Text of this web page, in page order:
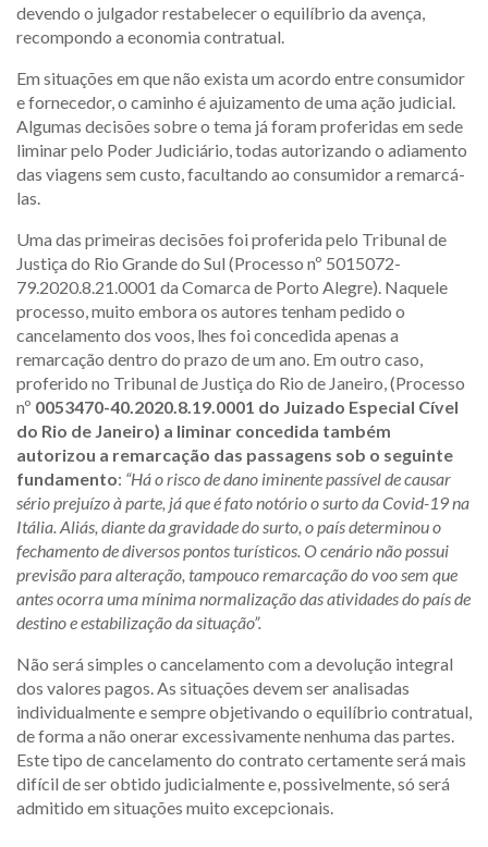
devendo o julgador restabelecer o equilíbrio da avença,
recompondo a economia contratual.
Em situações em que não exista um acordo entre consumidor
e fornecedor, o caminho é ajuizamento de uma ação judicial.
Algumas decisões sobre o tema já foram proferidas em sede
liminar pelo Poder Judiciário, todas autorizando o adiamento
das viagens sem custo, facultando ao consumidor a remarcá-
las.
Uma das primeiras decisões foi proferida pelo Tribunal de
Justiça do Rio Grande do Sul (Processo nº 5015072-
79.2020.8.21.0001 da Comarca de Porto Alegre). Naquele
processo, muito embora os autores tenham pedido o
cancelamento dos voos, lhes foi concedida apenas a
remarcação dentro do prazo de um ano. Em outro caso,
proferido no Tribunal de Justiça do Rio de Janeiro, (Processo
nº 0053470-40.2020.8.19.0001 do Juizado Especial Cível
do Rio de Janeiro) a liminar concedida também
autorizou a remarcação das passagens sob o seguinte
fundamento: “Há o risco de dano iminente passível de causar
sério prejuízo à parte, já que é fato notório o surto da Covid-19 na
Itália. Aliás, diante da gravidade do surto, o país determinou o
fechamento de diversos pontos turísticos. O cenário não possui
previsão para alteração, tampouco remarcação do voo sem que
antes ocorra uma mínima normalização das atividades do país de
destino e estabilização da situação”.
Não será simples o cancelamento com a devolução integral
dos valores pagos. As situações devem ser analisadas
individualmente e sempre objetivando o equilíbrio contratual,
de forma a não onerar excessivamente nenhuma das partes.
Este tipo de cancelamento do contrato certamente será mais
difícil de ser obtido judicialmente e, possivelmente, só será
admitido em situações muito excepcionais.